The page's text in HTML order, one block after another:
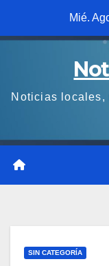
Mié.
Noticias locales,
SIN CATEGORÍA